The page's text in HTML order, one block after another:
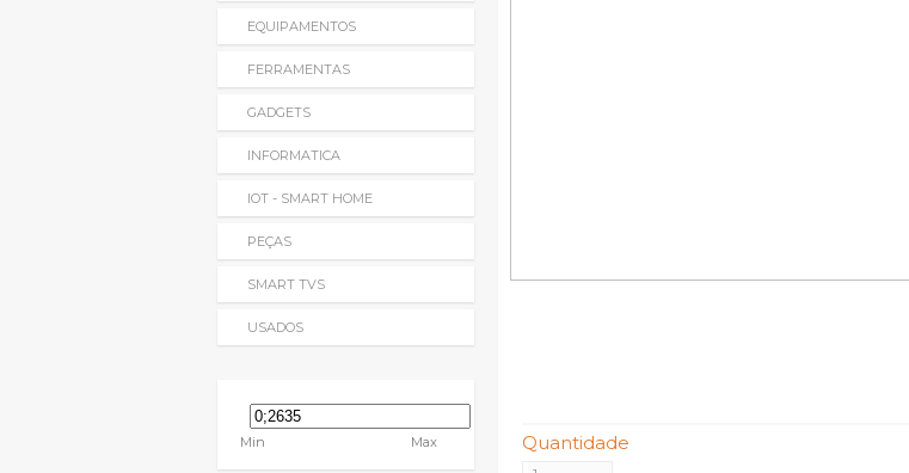
EQUIPAMENTOS
FERRAMENTAS
GADGETS
INFORMATICA
IOT - SMART HOME
PEÇAS
SMART TVS
USADOS
Min Max Quantidade